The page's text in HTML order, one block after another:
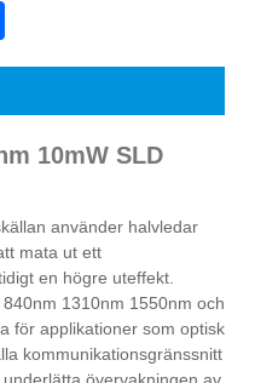
10mW SLD
använder halvledar
mata ut ett
en högre uteffekt.
1310nm 1550nm och
för applikationer som optisk
kommunikationsgränssnitt